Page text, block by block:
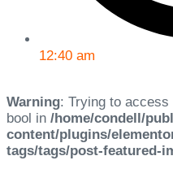
12:40 am
Warning: Trying to
bool in /home/condell/
content/plugins/
tags/tags/post-featured-